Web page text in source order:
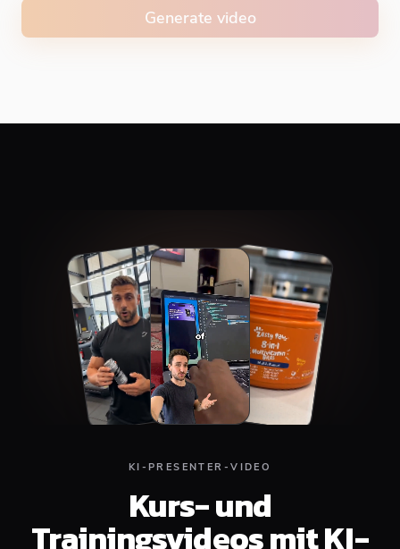
#E74C3C
Generate video
KI-PRESENTER-VIDEO
Kurs- und
Trainingsvideos mit KI-